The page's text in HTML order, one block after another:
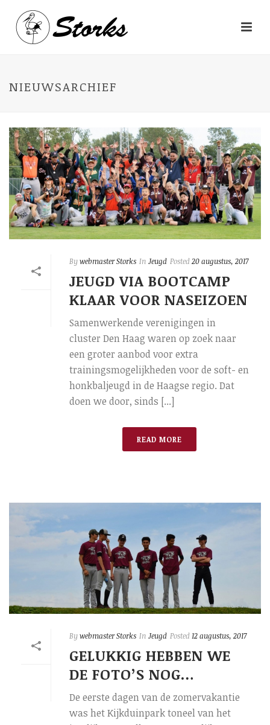
NIEUWSARCHIEF
Bywebmaster Storks In Jeugd Posted 20 augustus, 2017
JEUGD VIA BOOTCAMP
KLAAR VOOR NASEIZOEN
Samenwerkende verenigingen in
cluster Den Haag waren op zoek naar
een groter aanbod voor extra
trainingsmogelijkheden voor de soft- en
honkbaljeugd in de Haagse regio. Dat
doen we door, sinds [...]
READ MORE
Bywebmaster Storks In Jeugd Posted 12 augustus, 2017
GELUKKIG HEBBEN WE
DE FOTO’S NOG…
De eerste dagen van de zomervakantie
was het Kijkduinpark toneel van het